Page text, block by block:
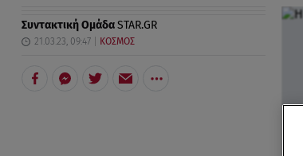
Συντακτική ΟμάδαSTAR.GR
21.03.23, 09:47 ΚΟΣΜΟΣ